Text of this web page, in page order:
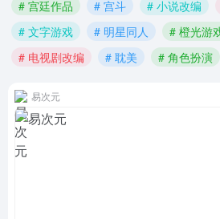
# 宫廷作品
# 宫斗 # 小说改编
# 文字游戏
# 明星同人 # 橙光游
# 电视剧改编
# 耽美 # 角色扮演
易次元